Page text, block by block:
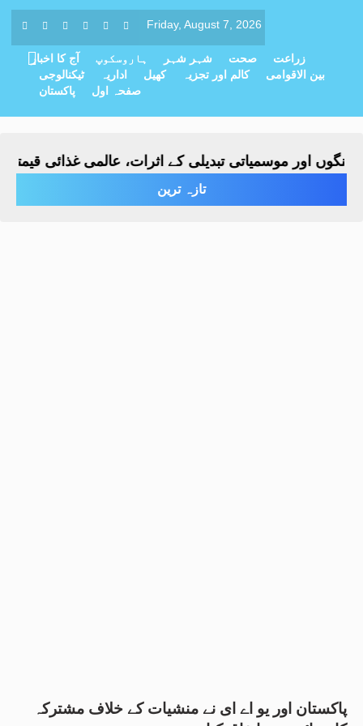
Friday, August 7, 2026
آج کا اخبار ہاروسکوپ شہر شہر صحت
زراعت
ٹیکنالوجی
اداریہ کھیل کالم اور تجزیہ
بین الاقوامی
پاکستان
صفحہ اول
اور موسمیاتی تبدیلی کے اثرات، عالمی غذائی قیمتیں
تازہ ترین
پاکستان اور یو اے ای نے منشیات کے خلاف مشترکہ